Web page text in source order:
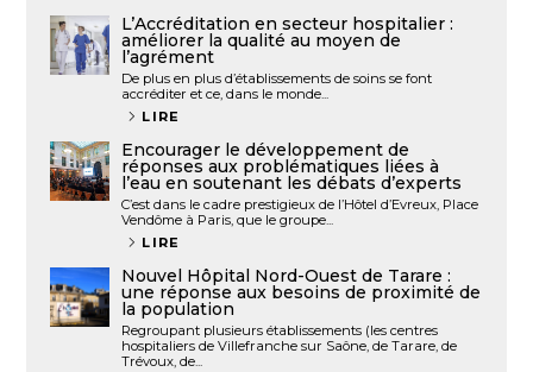
L’Accréditation en secteur hospitalier :
améliorer la qualité au moyen de
l’agrément
De plus en plus d’établissements de soins se font
accréditer et ce, dans le monde...
LIRE
Encourager le développement de
réponses aux problématiques liées à
l’eau en soutenant les débats d’experts
C’est dans le cadre prestigieux de l’Hôtel d’Evreux, Place
Vendôme à Paris, que le groupe...
LIRE
Nouvel Hôpital Nord-Ouest de Tarare :
une réponse aux besoins de proximité de
la population
Regroupant plusieurs établissements (les centres
hospitaliers de Villefranche sur Saône, de Tarare, de
Trévoux, de...